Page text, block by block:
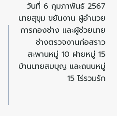
วันที่ 6 กุมภาพันธ์ 2567
นายสุขุม ขยันงาน ผู้อำนวย
การกองช่าง และผู้ช่วยนาย
ช่างตรวจงานก่อสราว
สะพานหมู่ 10 ฝายหมู่ 15
บ้านนายสมบุญ และถนนหมู่
15 ไร่รวมรัก